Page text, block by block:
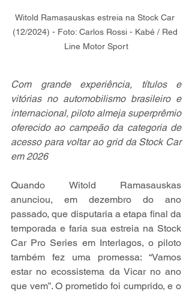
Witold Ramasauskas estreia na Stock Car
(12/2024) - Foto: Carlos Rossi - Kabé / Red
Line Motor Sport
Com grande experiência, títulos e
vitórias no automobilismo brasileiro e
internacional, piloto almeja superprêmio
oferecido ao campeão da categoria de
acesso para voltar ao grid da Stock Car
em 2026
Quando Witold Ramasauskas
anunciou, em dezembro do ano
passado, que disputaria a etapa final da
temporada e faria sua estreia na Stock
Car Pro Series em Interlagos, o piloto
também fez uma promessa: “Vamos
estar no ecossistema da Vicar no ano
que vem”. O prometido foi cumprido, e o